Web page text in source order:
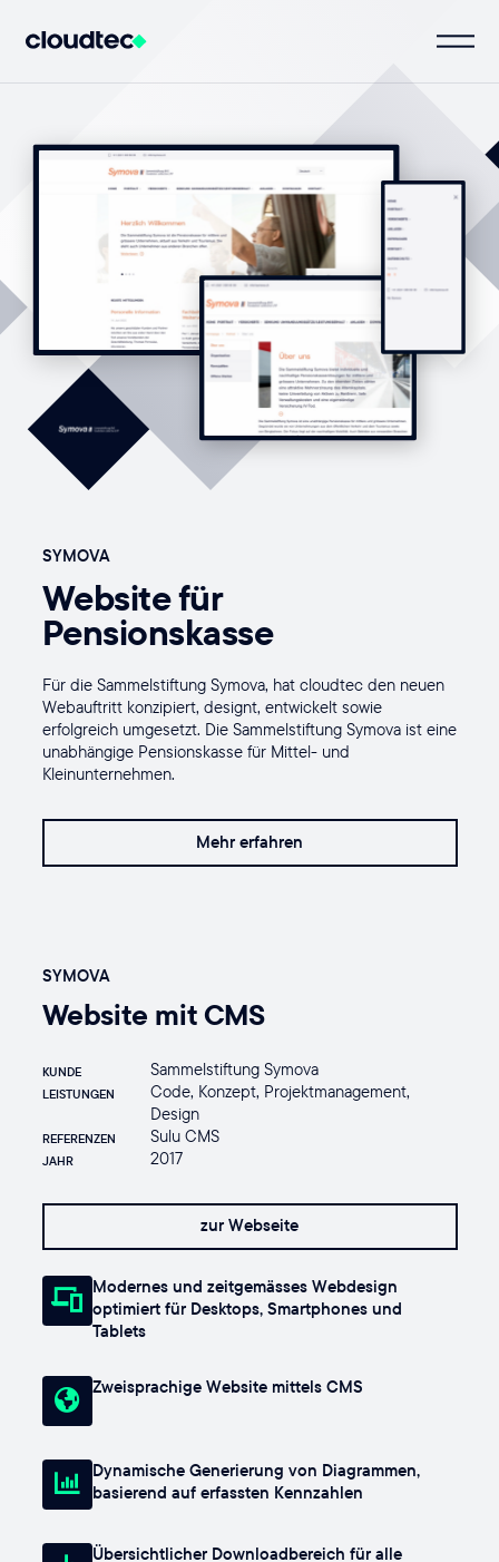
SYMOVA
Website für
Pensionskasse
Für die Sammelstiftung Symova, hat cloudtec den neuen
Webauftritt konzipiert, designt, entwickelt sowie
erfolgreich umgesetzt. Die Sammelstiftung Symova ist eine
unabhängige Pensionskasse für Mittel- und
Kleinunternehmen.
Mehr erfahren
SYMOVA
Website mit CMS
KUNDE Sammelstiftung Symova
LEISTUNGEN
Code, Konzept, Projektmanagement,
Design
REFERENZEN Sulu CMS
JAHR 2017
zur Webseite
Modernes und zeitgemässes Webdesign
optimiert für Desktops, Smartphones und
Tablets
Zweisprachige Website mittels CMS
Dynamische Generierung von Diagrammen,
basierend auf erfassten Kennzahlen
Übersichtlicher Downloadbereich für alle